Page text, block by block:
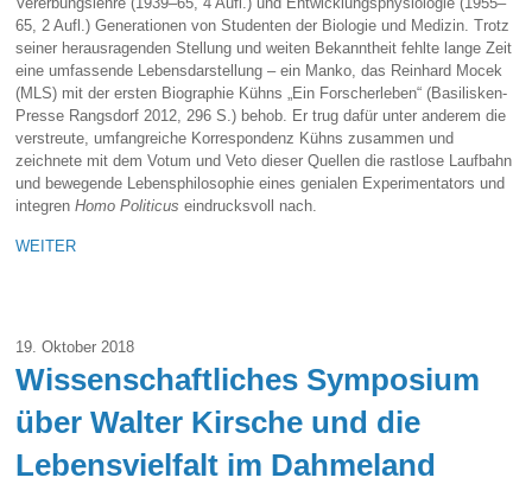
65, 2 Aufl.) Generationen von Studenten der Biologie und Medizin. Trotz
seiner herausragenden Stellung und weiten Bekanntheit fehlte lange Zeit
eine umfassende Lebensdarstellung – ein Manko, das Reinhard Mocek
(MLS) mit der ersten Biographie Kühns „Ein Forscherleben“ (Basilisken-
Presse Rangsdorf 2012, 296 S.) behob. Er trug dafür unter anderem die
verstreute, umfangreiche Korrespondenz Kühns zusammen und
zeichnete mit dem Votum und Veto dieser Quellen die rastlose Laufbahn
und bewegende Lebensphilosophie eines genialen Experimentators und
integren Homo Politicus eindrucksvoll nach.
WEITER
19. Oktober 2018
Wissenschaftliches Symposium
über Walter Kirsche und die
Lebensvielfalt im Dahmeland